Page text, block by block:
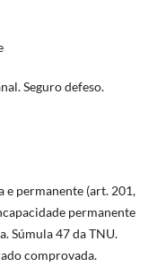
Seguro defeso.
permanente (art. 201,
permanente
Súmula 47 da TNU.
comprovada.